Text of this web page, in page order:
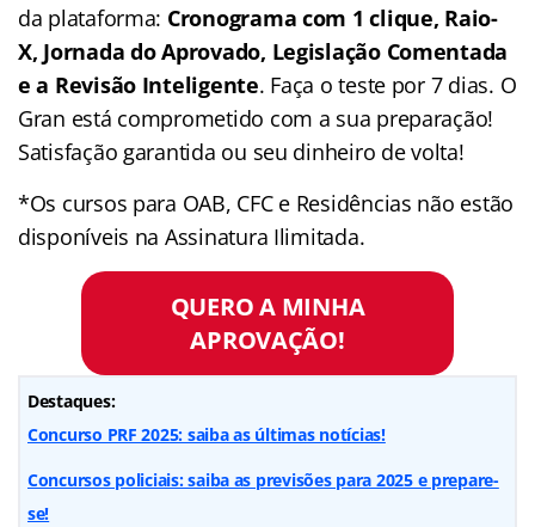
da plataforma: Cronograma com 1 clique, Raio-
X, Jornada do Aprovado, Legislação Comentada
e a Revisão Inteligente. Faça o teste por 7 dias. O
Gran está comprometido com a sua preparação!
Satisfação garantida ou seu dinheiro de volta!
*Os cursos para OAB, CFC e Residências não estão
disponíveis na Assinatura Ilimitada.
QUERO A MINHA
APROVAÇÃO!
Destaques:
Concurso PRF 2025: saiba as últimas notícias!
Concursos policiais: saiba as previsões para 2025 e prepare-
se!